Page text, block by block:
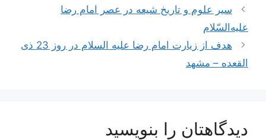
ناوبری
نوشته‌ها
سير علوم‌ و تاريخ‌ شيعه‌ در عصر امام‌ رضا
عليه‌السّلام
هدف از زیارت امام رضا علیه السلام در روز 23 ذی
القعده – مشهد
دیدگاهتان را بنویسید